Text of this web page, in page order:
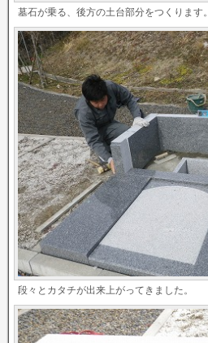
墓石が乗る、後方の土台部分をつくります。
段々とカタチが出来上がってきました。